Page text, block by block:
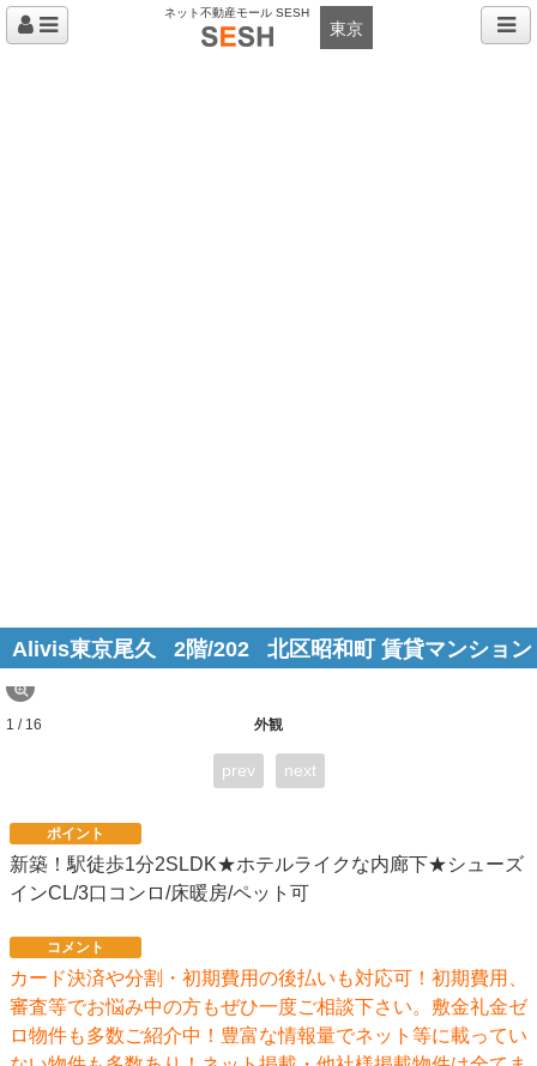
ネット不動産モール SESH
東京
Alivis東京尾久 2階/202 北区昭和町 賃貸マンション
外観
1 / 16
prev next
ポイント
新築！駅徒歩1分2SLDK★ホテルライクな内廊下★シューズ
インCL/3口コンロ/床暖房/ペット可
コメント
カード決済や分割・初期費用の後払いも対応可！初期費用、
審査等でお悩み中の方もぜひ一度ご相談下さい。敷金礼金ゼ
ロ物件も多数ご紹介中！豊富な情報量でネット等に載ってい